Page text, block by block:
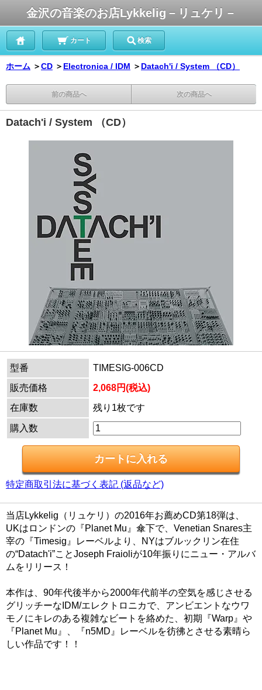
金沢の音楽のお店Lykkelig－リュケリ－
カート 検索
ホーム ＞CD ＞ Electronica / IDM ＞ Datach'i / System （CD）
前の商品へ 次の商品へ
Datach'i / System （CD）
型番
TIMESIG-006CD
販売価格
2,068円(税込)
在庫数
残り1枚です
購入数
特定商取引法に基づく表記 (返品など)
当店Lykkelig（リュケリ）の2016年お薦めCD第18弾は、
UKはロンドンの『Planet Mu』傘下で、Venetian Snares主
宰の『Timesig』レーベルより、NYはブルックリン在住
の“Datach'i”ことJoseph Fraioliが10年振りにニュー・アルバ
ムをリリース！
本作は、90年代後半から2000年代前半の空気を感じさせる
グリッチーなIDM/エレクトロニカで、アンビエントなウワ
モノにキレのある複雑なビートを絡めた、初期『Warp』や
『Planet Mu』、『n5MD』レーベルを彷彿とさせる素晴ら
しい作品です！！